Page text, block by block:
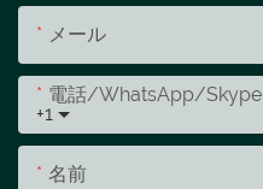
メール
+1
電話/WhatsApp/Skype
名前